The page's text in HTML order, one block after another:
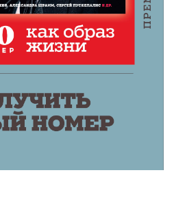
кальмара» отменяется
награду за вклад в